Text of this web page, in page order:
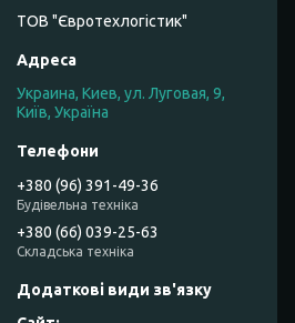
ТОВ "Євротехлогістик"
Украина, Киев, ул. Луговая, 9,
Київ, Україна
+380 (96) 391-49-36
Будівельна техніка
+380 (66) 039-25-63
Складська техніка